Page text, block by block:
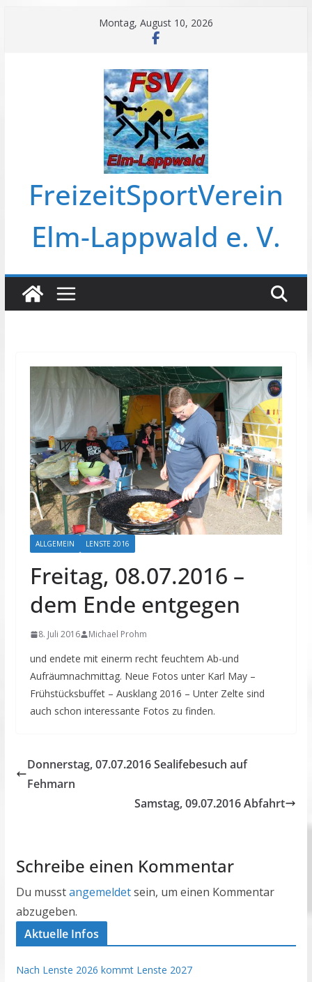
Montag, August 10, 2026
FreizeitSportVerein
Elm-Lappwald e. V.
ALLGEMEIN LENSTE 2016
Freitag, 08.07.2016 –
dem Ende entgegen
8. Juli 2016 Michael Prohm
und endete mit einerm recht feuchtem Ab-und
Aufräumnachmittag. Neue Fotos unter Karl May –
Frühstücksbuffet – Ausklang 2016 – Unter Zelte sind
auch schon interessante Fotos zu finden.
Donnerstag, 07.07.2016 Sealifebesuch auf
Fehmarn
Samstag, 09.07.2016 Abfahrt
Schreibe einen Kommentar
Du musstangemeldetsein, um einen Kommentar
abzugeben.
Aktuelle Infos
Nach Lenste 2026 kommt Lenste 2027